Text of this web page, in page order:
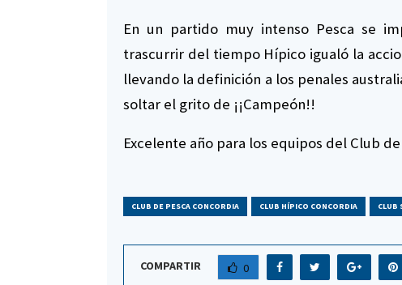
En un partido muy intenso Pesca se
trascurrir del tiempo Hípico igualó la
llevando la definición a los penales
soltar el grito de ¡¡Campeón!!
Excelente año para los equipos del Club
CLUB DE PESCA CONCORDIA CLUB HÍPICO CONCORDIA CLUB
COMPARTIR 0